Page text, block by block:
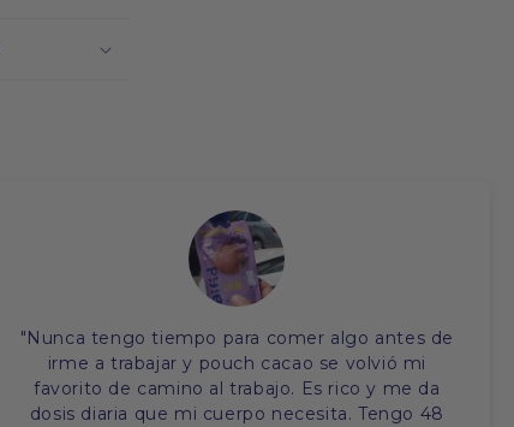
"Nunca tengo tiempo para comer algo antes de
irme a trabajar y pouch cacao se volvió mi
favorito de camino al trabajo. Es rico y me da
dosis diaria que mi cuerpo necesita. Tengo 48